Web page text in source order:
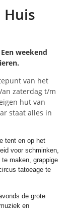
Huis
weekend
van het
zaterdag t/m
hut van
staat alles in
tent en op het
voor schminken,
maken, grappige
tatoeage te
de grote
en